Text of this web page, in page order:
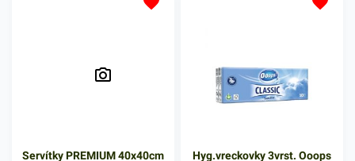
Servítky PREMIUM 40x40cm
Hyg.vreckovky 3vrst. Ooops